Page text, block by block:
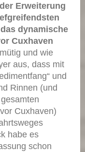
Erweiterung
dynamische
Cuxhaven
und wie
aus, dass mit
und
Rinnen (und
Cuxhaven)
habe es
schon